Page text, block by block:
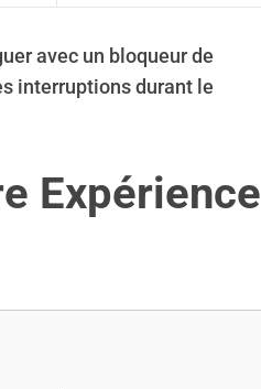
avec un bloqueur de
interruptions durant le
Expérience